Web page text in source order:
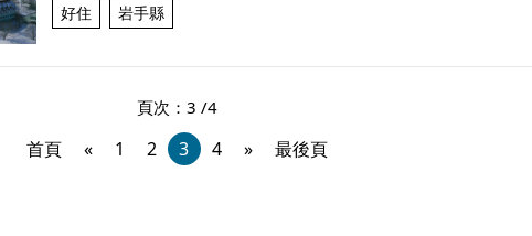
好住
岩手縣
頁次：3 /4
首頁 « 1 2 3 4 » 最後頁